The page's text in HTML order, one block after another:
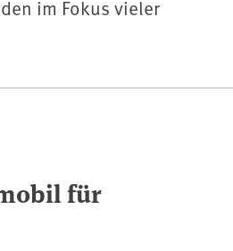
im Fokus vieler
für